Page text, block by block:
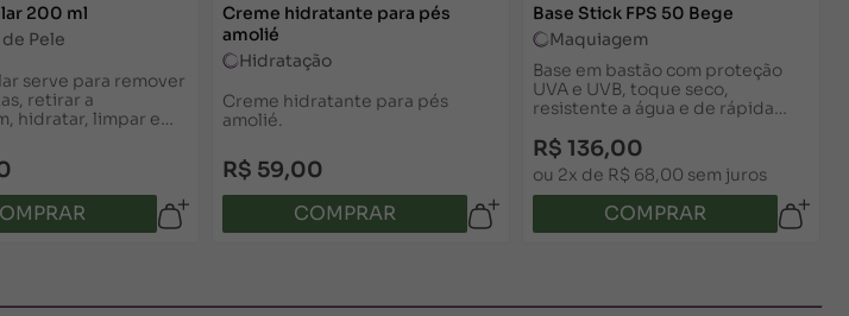
200 ml
Pele
serve para remover
retirar a
hidratar, limpar e
para todas as
Creme hidratante para pés
amolié
Hidratação
Creme hidratante para pés
amolié.
R$ 59,00
COMPRAR
Base Stick FPS 50 Bege
Maquiagem
Base em bastão com proteção
UVA e UVB, toque seco,
resistente a água e de rápida
e sequinha o dia todo.
R$ 136,00
ou 2x de R$ 68,00 sem juros
COMPRAR